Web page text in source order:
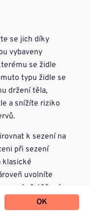
se jich díky
vybaveny
se židle
typu židle se
držení těla,
a snížíte riziko
k sezení na
při sezení
klasické
uvolníte
přetěžováno.
a speciální
správné fungování
OK